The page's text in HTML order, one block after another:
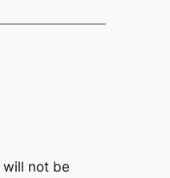
will not be